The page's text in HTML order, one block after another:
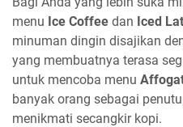
menu Ice Coffee dan Iced
minuman dingin disajikan
yang membuatnya terasa
untuk mencoba menu
banyak orang sebagai
menikmati secangkir kopi.